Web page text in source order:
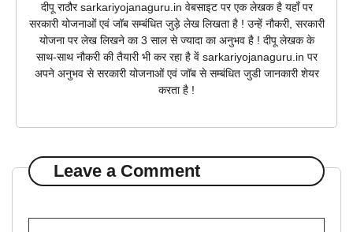
दीपू राठौर sarkariyojanaguru.in वेबसाइट पर एक लेखक है यहाँ पर
सरकारी योजनाओं एवं जॉब सम्बंधित जुड़े लेख लिखता है ! उन्हें नौकरी, सरकारी
योजना पर लेख लिखने का 3 साल से ज्यादा का अनुभव है ! दीपू लेखक के
साथ-साथ नौकरी की तैयारी भी कर रहा है वें sarkariyojanaguru.in पर
अपने अनुभव से सरकारी योजनाओं एवं जॉब से सम्बंधित जुडी जानकारी शेयर
करता है !
Leave a Comment